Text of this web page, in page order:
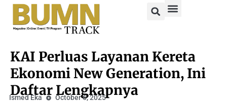
KAI Perluas Layanan Kereta
Ekonomi New Generation, Ini
Daftar Lengkapnya
Ismed Eka October 6, 2025